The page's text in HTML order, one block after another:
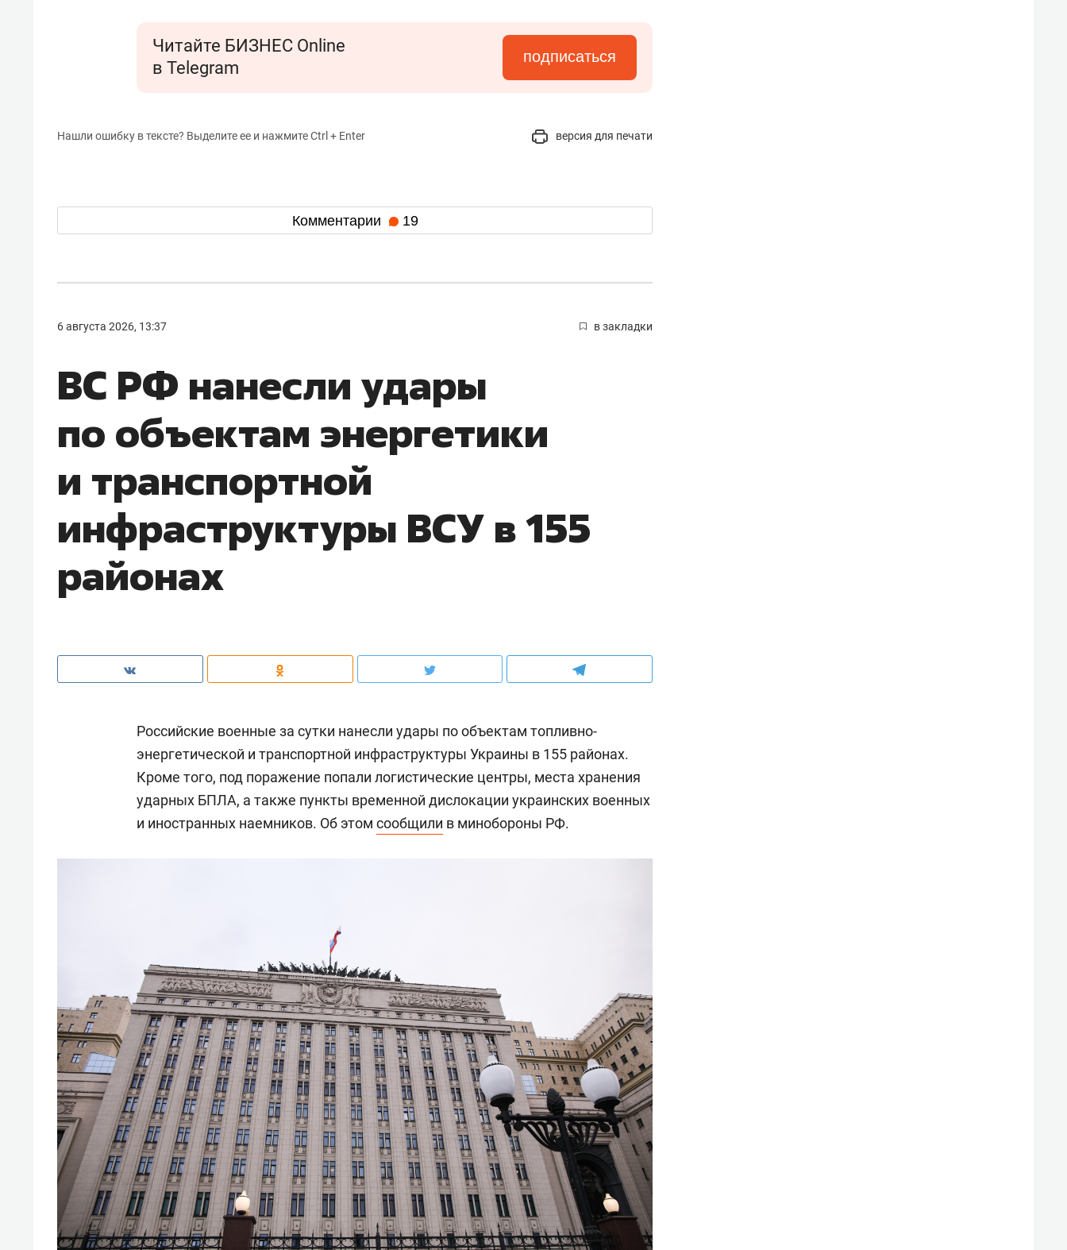
Читайте БИЗНЕС Online
в Telegram
подписаться
Нашли ошибку в тексте? Выделите ее и нажмите Ctrl + Enter версия для печати
Комментарии 19
6 августа 2026, 13:37 в закладки
ВС РФ нанесли удары
по объектам энергетики
и транспортной
инфраструктуры ВСУ в 155
районах
Российские военные за сутки нанесли удары по объектам топливно-
энергетической и транспортной инфраструктуры Украины в 155 районах.
Кроме того, под поражение попали логистические центры, места хранения
ударных БПЛА, а также пункты временной дислокации украинских военных
и иностранных наемников. Об этом сообщили в минобороны РФ.